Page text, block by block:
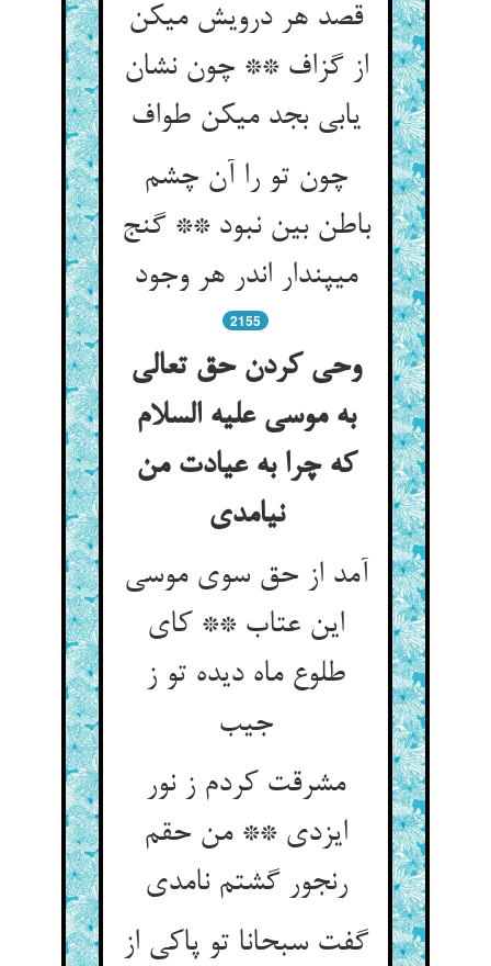
قصد هر درویش می‏کن
از گزاف ** چون نشان
یابی بجد می‏کن طواف‏
چون تو را آن چشم
باطن بین نبود ** گنج
می‏پندار اندر هر وجود
2155
وحی کردن حق تعالی
به موسی علیه السلام
که چرا به عیادت من
نیامدی‏
آمد از حق سوی موسی
این عتاب ** کای
طلوع ماه دیده تو ز
جیب‏
مشرقت کردم ز نور
ایزدی ** من حقم
رنجور گشتم نامدی‏
گفت سبحانا تو پاکی از